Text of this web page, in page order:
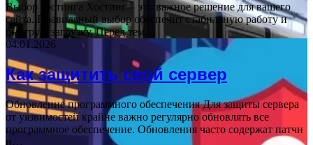
Выбор хостинга Хостинг – это важное решение для вашего
сайта. Правильный выбор обеспечит стабильную работу и
быструю загрузку. Перед тем…
04.01.2026
Как защитить свой сервер
Обновление программного обеспечения Для защиты сервера
от уязвимостей крайне важно регулярно обновлять все
программное обеспечение. Обновления часто содержат патчи
и…